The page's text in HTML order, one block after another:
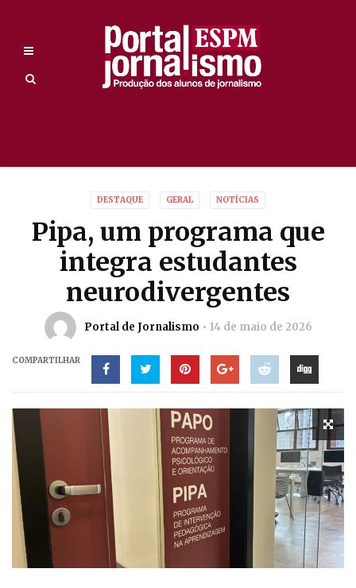
DESTAQUE GERAL NOTÍCIAS
Pipa, um programa que
integra estudantes
neurodivergentes
Portal de Jornalismo 14 de maio de 2026
COMPARTILHAR